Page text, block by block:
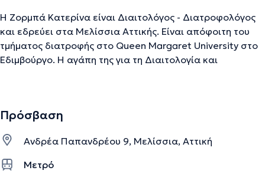
Η Ζορμπά Κατερίνα είναι Διαιτολόγος - Διατροφολόγος
και εδρεύει στα Μελίσσια Αττικής. Είναι απόφοιτη του
τμήματος διατροφής στο Queen Margaret University στο
Εδιμβούργο. Η αγάπη της για τη Διαιτολογία και
Margaret University του Εδιμβούργου. Η προσέγγιση της
εκπαίδευση και τροποποίηση συμπεριφοράς για
σωματική, νοητική και ψυχική υγεία. Το διαιτολογικό
γραφείο «Nutrip» στα Μελίσσια παρέχει εξατομικευμένα
Πρόσβαση
Ανδρέα Παπανδρέου 9, Μελίσσια, Αττική
Μετρό